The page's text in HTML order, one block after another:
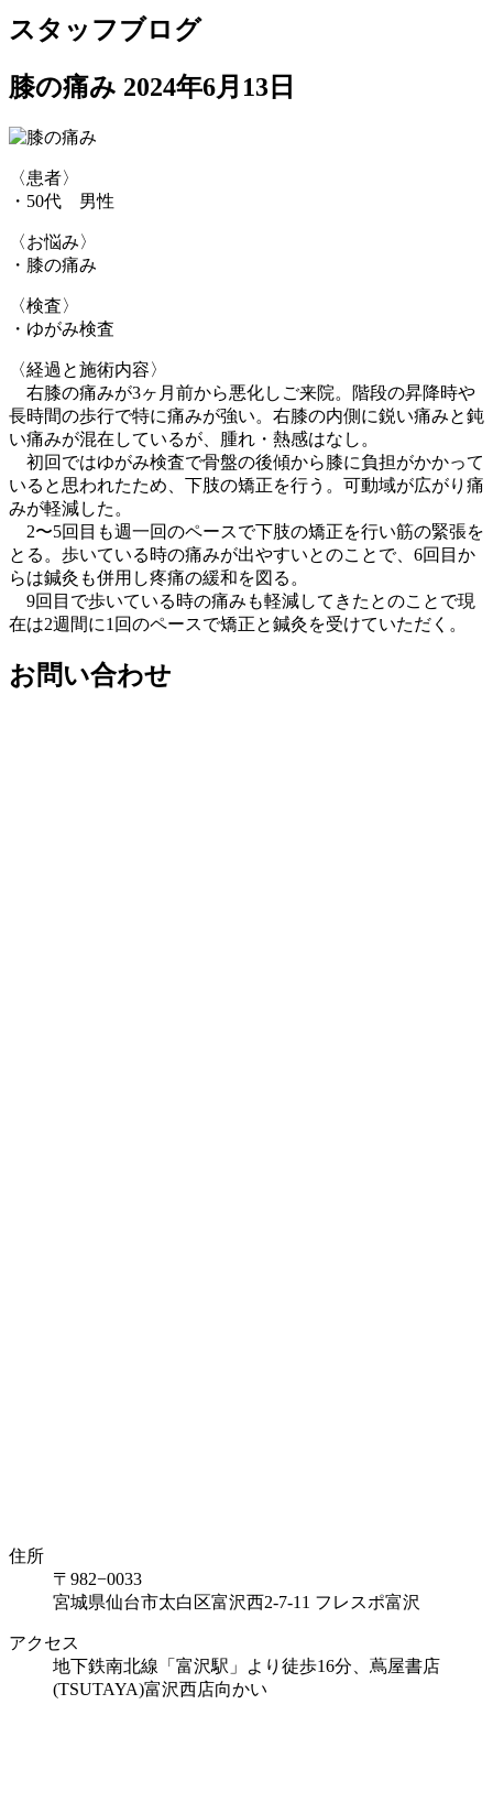
スタッフブログ
膝の痛み 2024年6月13日
〈患者〉
・50代 男性
〈お悩み〉
・膝の痛み
〈検査〉
・ゆがみ検査
〈経過と施術内容〉
右膝の痛みが3ヶ月前から悪化しご来院。階段の昇降時や
長時間の歩行で特に痛みが強い。右膝の内側に鋭い痛みと鈍
い痛みが混在しているが、腫れ・熱感はなし。
初回ではゆがみ検査で骨盤の後傾から膝に負担がかかって
いると思われたため、下肢の矯正を行う。可動域が広がり痛
みが軽減した。
2〜5回目も週一回のペースで下肢の矯正を行い筋の緊張を
とる。 歩いている時の痛みが出やすいとのことで、6回目か
らは鍼灸も併用し疼痛の緩和を図る。
9回目で歩いている時の痛みも軽減してきたとのことで現
在は2週 間に1回のペースで矯正と鍼灸を受けていただく。
お問い合わせ
住所
〒982−0033
宮城県仙台市太白区富沢西2-7-11 フレスポ富沢
アクセス
地下鉄南北線「富沢駅」より徒歩16分、蔦屋書店
(TSUTAYA)富沢西店向かい